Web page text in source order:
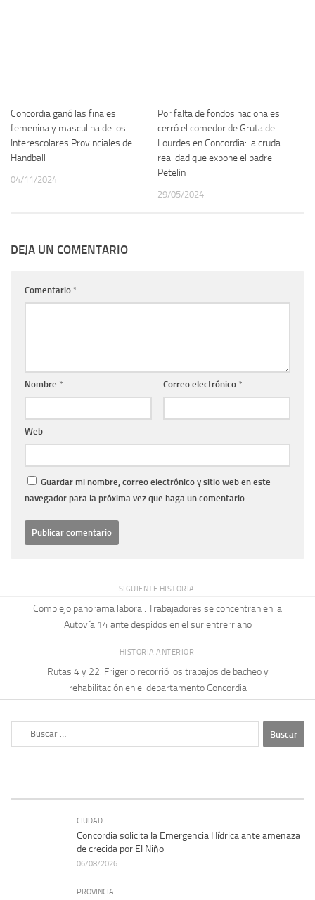
Concordia ganó las finales
femenina y masculina de los
Interescolares Provinciales de
Handball
04/11/2024
Por falta de fondos nacionales
cerró el comedor de Gruta de
Lourdes en Concordia: la cruda
realidad que expone el padre
Petelín
29/05/2024
DEJA UN COMENTARIO
Comentario *
Nombre * Correo electrónico *
Web
Guardar mi nombre, correo electrónico y sitio web en este
navegador para la próxima vez que haga un comentario.
SIGUIENTE HISTORIA
Complejo panorama laboral: Trabajadores se concentran en la
Autovía 14 ante despidos en el sur entrerriano
HISTORIA ANTERIOR
Rutas 4 y 22: Frigerio recorrió los trabajos de bacheo y
rehabilitación en el departamento Concordia
CIUDAD
Concordia solicita la Emergencia Hídrica ante amenaza
de crecida por El Niño
06/08/2026
PROVINCIA